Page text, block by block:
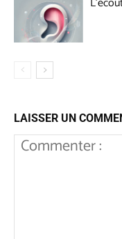
LAISSER UN